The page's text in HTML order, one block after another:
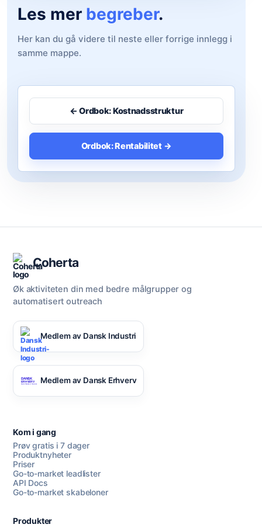
Les mer begreber.
Her kan du gå videre til neste eller forrige innlegg i
samme mappe.
← Ordbok: Kostnadsstruktur
Ordbok: Rentabilitet →
Coherta
Øk aktiviteten din med bedre målgrupper og
automatisert outreach
Medlem av Dansk Industri
Medlem av Dansk Erhverv
Kom i gang
Prøv gratis i 7 dager
Produktnyheter
Priser
Go-to-market leadlister
API Docs
Go-to-market skabeloner
Produkter